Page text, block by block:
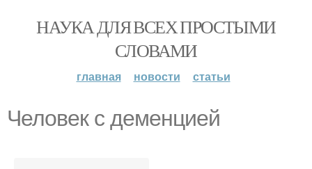
НАУКА ДЛЯ ВСЕХ ПРОСТЫМИ
СЛОВАМИ
главная новости статьи
Человек с деменцией